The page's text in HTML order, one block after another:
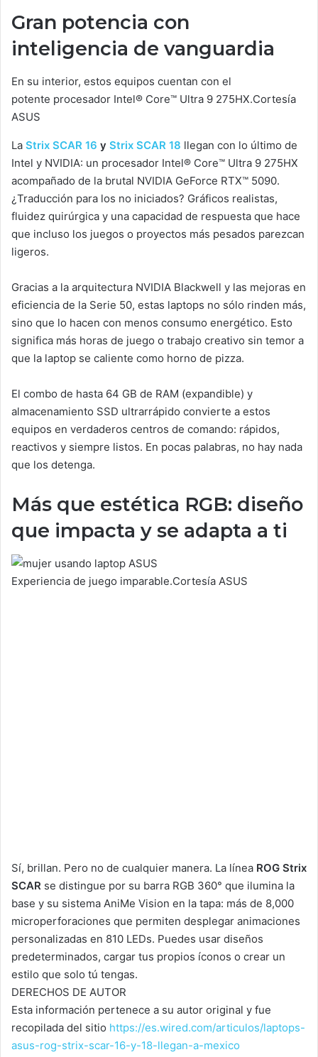
Gran potencia con
inteligencia de vanguardia
En su interior, estos equipos cuentan con el
potente procesador Intel® Core™ Ultra 9 275HX.Cortesía
ASUS
La Strix SCAR 16 y Strix SCAR 18 llegan con lo último de
Intel y NVIDIA: un procesador Intel® Core™ Ultra 9 275HX
acompañado de la brutal NVIDIA GeForce RTX™ 5090.
¿Traducción para los no iniciados? Gráficos realistas,
fluidez quirúrgica y una capacidad de respuesta que hace
que incluso los juegos o proyectos más pesados parezcan
ligeros.
Gracias a la arquitectura NVIDIA Blackwell y las mejoras en
eficiencia de la Serie 50, estas laptops no sólo rinden más,
sino que lo hacen con menos consumo energético. Esto
significa más horas de juego o trabajo creativo sin temor a
que la laptop se caliente como horno de pizza.
El combo de hasta 64 GB de RAM (expandible) y
almacenamiento SSD ultrarrápido convierte a estos
equipos en verdaderos centros de comando: rápidos,
reactivos y siempre listos. En pocas palabras, no hay nada
que los detenga.
Más que estética RGB: diseño
que impacta y se adapta a ti
Experiencia de juego imparable.Cortesía ASUS
Sí, brillan. Pero no de cualquier manera. La línea ROG Strix
SCAR se distingue por su barra RGB 360° que ilumina la
base y su sistema AniMe Vision en la tapa: más de 8,000
microperforaciones que permiten desplegar animaciones
personalizadas en 810 LEDs. Puedes usar diseños
predeterminados, cargar tus propios íconos o crear un
estilo que solo tú tengas.
DERECHOS DE AUTOR
Esta información pertenece a su autor original y fue
recopilada del sitio https://es.wired.com/articulos/laptops-
asus-rog-strix-scar-16-y-18-llegan-a-mexico